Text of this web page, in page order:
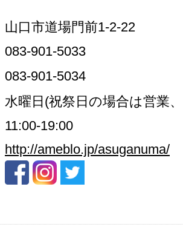
共通駐車券加盟店
共用トイレ
女性用トイレ
ベビールーム
禁煙
予約可
山口市道場門前1-2-22
083-901-5033
083-901-5034
水曜日(祝祭日の場合は営業
11:00-19:00
http://ameblo.jp/asuganuma/